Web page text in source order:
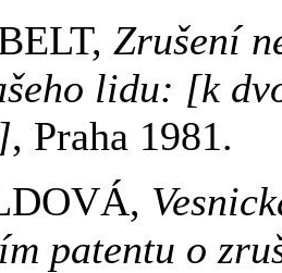
Zrušení
lidu: [k
, Praha 1981.
patentu o